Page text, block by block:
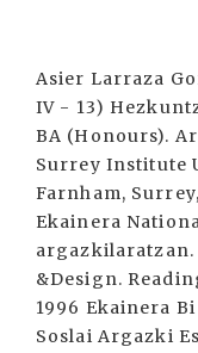
Asier Larraza
IV - 13)
BA (Honours).
Surrey Institute
Farnham,
Ekainera
&Design.
1996 Ekainera
Soslai Argazki